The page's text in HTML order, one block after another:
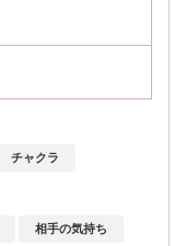
チャクラ
相手の気持ち